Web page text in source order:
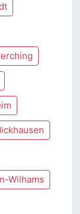
Wilhams